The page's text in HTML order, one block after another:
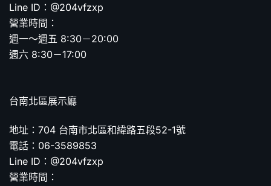
Line ID：@204vfzxp
營業時間：
週一～週五 8:30－20:00
週六 8:30－17:00
台南北區展示廳
地址：704 台南市北區和緯路五段52-1號
電話：06-3589853
Line ID：@204vfzxp
營業時間：